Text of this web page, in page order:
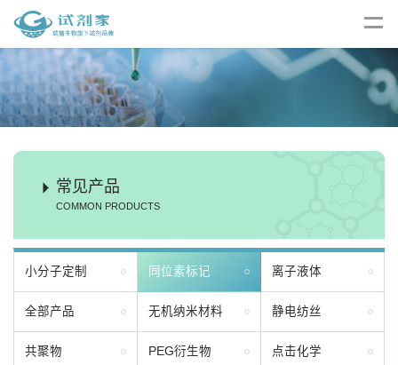
常见产品
COMMON PRODUCTS
小分子定制 同位素标记 离子液体
全部产品 无机纳米材料 静电纺丝
共聚物 PEG衍生物 点击化学